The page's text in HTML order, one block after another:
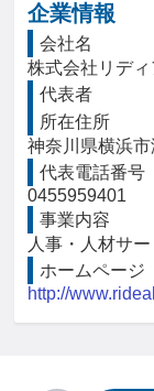
企業情報
会社名
株式会社リデ
代表者
所在住所
神奈川県横浜
代表電話番号
0455959401
事業内容
人事・人材サー
ホームページ
http://